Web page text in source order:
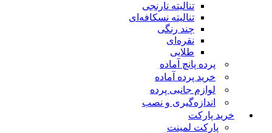
تنالیته نارنجی
تنالیته نسکافه‌ای
چند رنگی
نقره‌ای
طلایی
پرده پانچ آماده
خرید پرده آماده
لوازم جانبی پرده
اندازه‌گیری و نصب
خرید پارکت
پارکت لمینت